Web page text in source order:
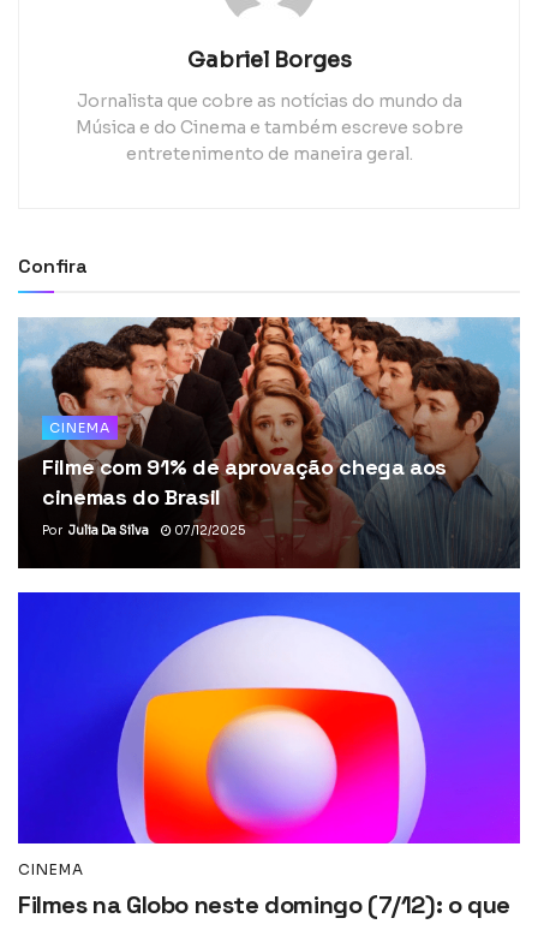
Gabriel Borges
Jornalista que cobre as notícias do mundo da
Música e do Cinema e também escreve sobre
entretenimento de maneira geral.
Confira
CINEMA
Filme com 91% de aprovação chega aos
cinemas do Brasil
Por Julia Da Silva 07/12/2025
CINEMA
Filmes na Globo neste domingo (7/12): o que